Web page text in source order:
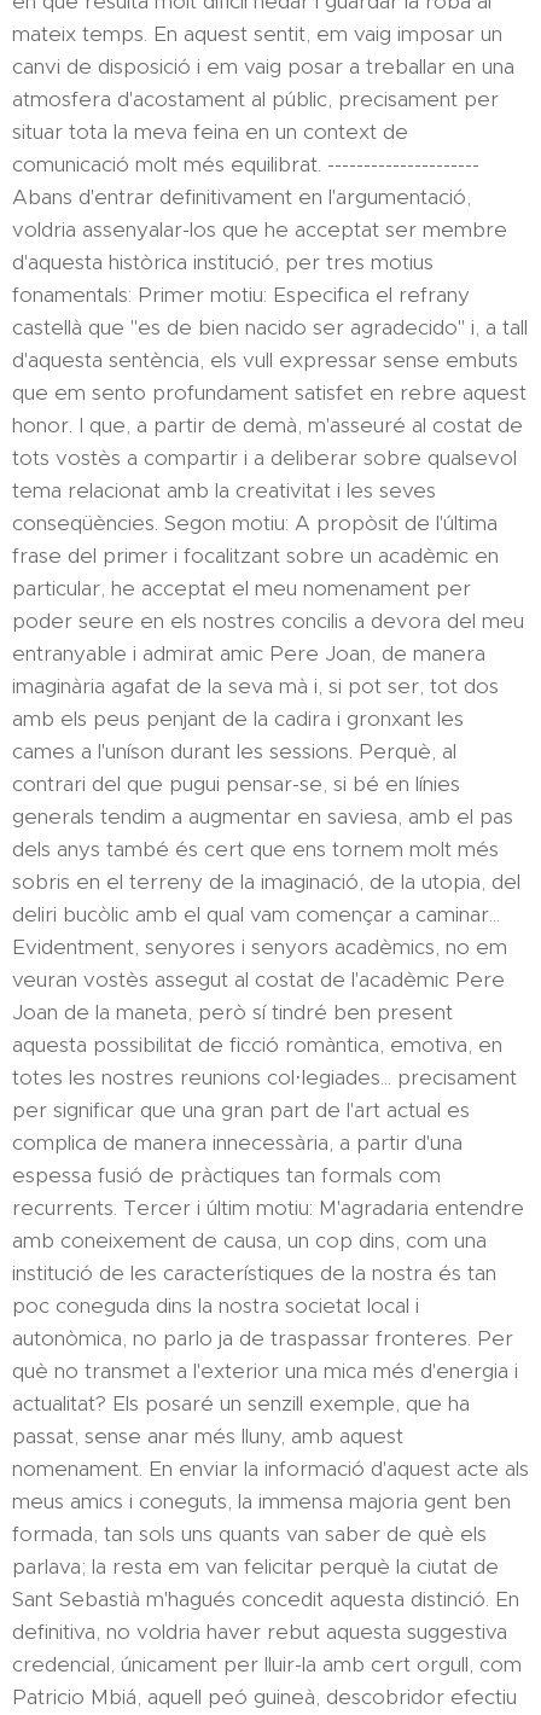
mateix temps. En aquest sentit, em vaig imposar un
canvi de disposició i em vaig posar a treballar en una
atmosfera d'acostament al públic, precisament per
situar tota la meva feina en un context de
comunicació molt més equilibrat. ---------------------
Abans d'entrar definitivament en l'argumentació,
voldria assenyalar-los que he acceptat ser membre
d'aquesta històrica institució, per tres motius
fonamentals: Primer motiu: Especifica el refrany
castellà que "es de bien nacido ser agradecido" i, a tall
d'aquesta sentència, els vull expressar sense embuts
que em sento profundament satisfet en rebre aquest
honor. I que, a partir de demà, m'asseuré al costat de
tots vostès a compartir i a deliberar sobre qualsevol
tema relacionat amb la creativitat i les seves
conseqüències. Segon motiu: A propòsit de l'última
frase del primer i focalitzant sobre un acadèmic en
particular, he acceptat el meu nomenament per
poder seure en els nostres concilis a devora del meu
entranyable i admirat amic Pere Joan, de manera
imaginària agafat de la seva mà i, si pot ser, tot dos
amb els peus penjant de la cadira i gronxant les
cames a l'uníson durant les sessions. Perquè, al
contrari del que pugui pensar-se, si bé en línies
generals tendim a augmentar en saviesa, amb el pas
dels anys també és cert que ens tornem molt més
sobris en el terreny de la imaginació, de la utopia, del
deliri bucòlic amb el qual vam començar a caminar...
Evidentment, senyores i senyors acadèmics, no em
veuran vostès assegut al costat de l'acadèmic Pere
Joan de la maneta, però sí tindré ben present
aquesta possibilitat de ficció romàntica, emotiva, en
totes les nostres reunions col·legiades... precisament
per significar que una gran part de l'art actual es
complica de manera innecessària, a partir d'una
espessa fusió de pràctiques tan formals com
recurrents. Tercer i últim motiu: M'agradaria entendre
amb coneixement de causa, un cop dins, com una
institució de les característiques de la nostra és tan
poc coneguda dins la nostra societat local i
autonòmica, no parlo ja de traspassar fronteres. Per
què no transmet a l'exterior una mica més d'energia i
actualitat? Els posaré un senzill exemple, que ha
passat, sense anar més lluny, amb aquest
nomenament. En enviar la informació d'aquest acte als
meus amics i coneguts, la immensa majoria gent ben
formada, tan sols uns quants van saber de què els
parlava; la resta em van felicitar perquè la ciutat de
Sant Sebastià m'hagués concedit aquesta distinció. En
definitiva, no voldria haver rebut aquesta suggestiva
credencial, únicament per lluir-la amb cert orgull, com
Patricio Mbiá, aquell peó guineà, descobridor efectiu